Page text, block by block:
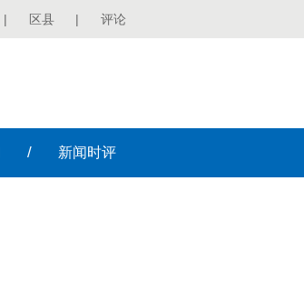
| 区县 | 评论
/ 新闻时评